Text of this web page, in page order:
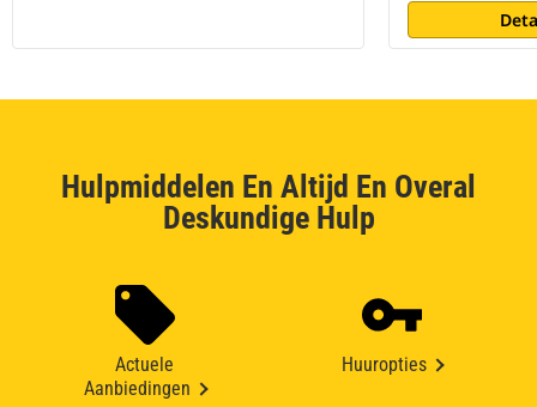
Hulpmiddelen En Altijd En Overal
Deskundige Hulp
Actuele
Aanbiedingen
Huuropties